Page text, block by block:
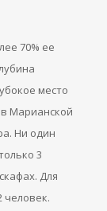
70% ее
место
Марианской
Ни один
3
Для
человек.